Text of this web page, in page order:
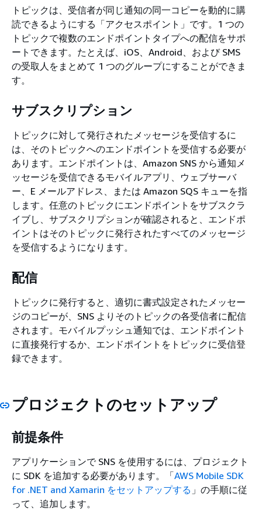
トピックは、受信者が同じ通知の同一コピーを動的に購
読できるようにする「アクセスポイント」です。1 つの
トピックで複数のエンドポイントタイプへの配信をサポ
ートできます。たとえば、iOS、Android、および SMS
の受取人をまとめて 1 つのグループにすることができま
す。
サブスクリプション
トピックに対して発行されたメッセージを受信するに
は、そのトピックへのエンドポイントを受信する必要が
あります。エンドポイントは、Amazon SNS から通知メ
ッセージを受信できるモバイルアプリ、ウェブサーバ
ー、E メールアドレス、または Amazon SQS キューを指
します。任意のトピックにエンドポイントをサブスクラ
イブし、サブスクリプションが確認されると、エンドポ
イントはそのトピックに発行されたすべてのメッセージ
を受信するようになります。
配信
トピックに発行すると、適切に書式設定されたメッセー
ジのコピーが、SNS よりそのトピックの各受信者に配信
されます。モバイルプッシュ通知では、エンドポイント
に直接発行するか、エンドポイントをトピックに受信登
録できます。
プロジェクトのセットアップ
前提条件
アプリケーションで SNS を使用するには、プロジェクト
に SDK を追加する必要があります。「AWS Mobile SDK
for .NET and Xamarin をセットアップする 」の手順に従
って、追加します。